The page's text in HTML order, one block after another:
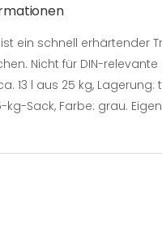
ein schnell erhärtender
Nicht für DIN-
13 l aus 25 kg,
kg-Sack, Farbe: grau.